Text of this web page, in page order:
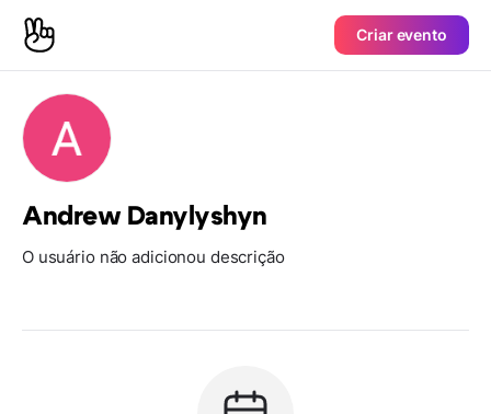
Criar evento
Andrew Danylyshyn
O usuário não adicionou descrição